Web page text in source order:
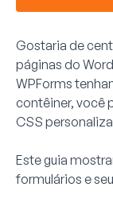
Gostaria de
páginas do
WPForms
contêiner, você
CSS
Este guia
formulários e